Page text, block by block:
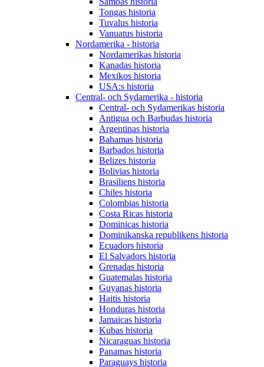
Tongas historia
Tuvalus historia
Vanuatus historia
Nordamerika - historia
Nordamerikas historia
Kanadas historia
Mexikos historia
USA:s historia
Central- och Sydamerika - historia
Central- och Sydamerikas historia
Antigua och Barbudas historia
Argentinas historia
Bahamas historia
Barbados historia
Belizes historia
Bolivias historia
Brasiliens historia
Chiles historia
Colombias historia
Costa Ricas historia
Dominicas historia
Dominikanska republikens historia
Ecuadors historia
El Salvadors historia
Grenadas historia
Guatemalas historia
Guyanas historia
Haitis historia
Honduras historia
Jamaicas historia
Kubas historia
Nicaraguas historia
Panamas historia
Paraguays historia